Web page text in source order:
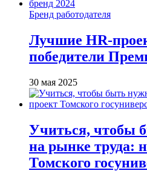
Бренд работодателя
Лучшие HR-
победители
30 мая 2025
Учиться, чтобы
на рынке труда:
Томского